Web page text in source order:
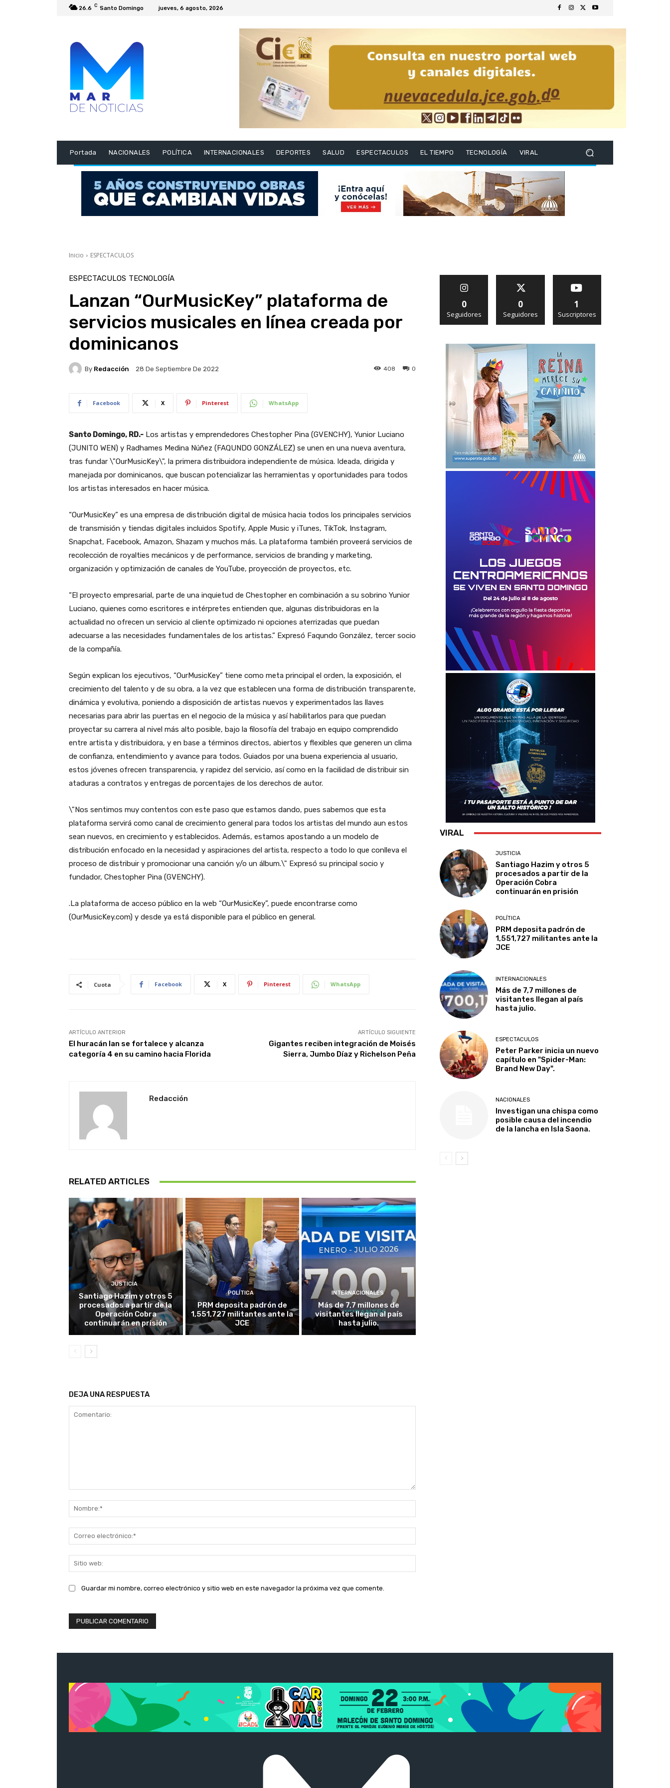
26.6 C Santo Domingo jueves, 6 agosto, 2026
Portada NACIONALES POLÍTICA INTERNACIONALES DEPORTES SALUD ESPECTACULOS EL TIEMPO TECNOLOGÍA VIRAL
Inicio ESPECTACULOS
ESPECTACULOS TECNOLOGÍA
Lanzan “OurMusicKey” plataforma de
servicios musicales en línea creada por
dominicanos
By Redacción 28 De Septiembre De 2022 0
408
Facebook X Pinterest WhatsApp
Santo Domingo, RD.- Los artistas y emprendedores Chestopher Pina (GVENCHY), Yunior Luciano
(JUNITO WEN) y Radhames Medina Núñez (FAQUNDO GONZÁLEZ) se unen en una nueva aventura,
tras fundar \"OurMusicKey\", la primera distribuidora independiente de música. Ideada, dirigida y
manejada por dominicanos, que buscan potencializar las herramientas y oportunidades para todos
los artistas interesados en hacer música.
“OurMusicKey” es una empresa de distribución digital de música hacia todos los principales servicios
de transmisión y tiendas digitales incluidos Spotify, Apple Music y iTunes, TikTok, Instagram,
Snapchat, Facebook, Amazon, Shazam y muchos más. La plataforma también proveerá servicios de
recolección de royalties mecánicos y de performance, servicios de branding y marketing,
organización y optimización de canales de YouTube, proyección de proyectos, etc.
“El proyecto empresarial, parte de una inquietud de Chestopher en combinación a su sobrino Yunior
Luciano, quienes como escritores e intérpretes entienden que, algunas distribuidoras en la
actualidad no ofrecen un servicio al cliente optimizado ni opciones aterrizadas que puedan
adecuarse a las necesidades fundamentales de los artistas.” Expresó Faqundo González, tercer socio
de la compañía.
Según explican los ejecutivos, “OurMusicKey” tiene como meta principal el orden, la exposición, el
crecimiento del talento y de su obra, a la vez que establecen una forma de distribución transparente,
dinámica y evolutiva, poniendo a disposición de artistas nuevos y experimentados las llaves
necesarias para abrir las puertas en el negocio de la música y así habilitarlos para que puedan
proyectar su carrera al nivel más alto posible, bajo la filosofía del trabajo en equipo comprendido
entre artista y distribuidora, y en base a términos directos, abiertos y flexibles que generen un clima
de confianza, entendimiento y avance para todos. Guiados por una buena experiencia al usuario,
estos jóvenes ofrecen transparencia, y rapidez del servicio, así como en la facilidad de distribuir sin
ataduras a contratos y entregas de porcentajes de los derechos de autor.
\"Nos sentimos muy contentos con este paso que estamos dando, pues sabemos que esta
plataforma servirá como canal de crecimiento general para todos los artistas del mundo aun estos
sean nuevos, en crecimiento y establecidos. Además, estamos apostando a un modelo de
distribución enfocado en la necesidad y aspiraciones del artista, respecto a todo lo que conlleva el
proceso de distribuir y promocionar una canción y/o un álbum.\" Expresó su principal socio y
fundador, Chestopher Pina (GVENCHY).
.La plataforma de acceso público en la web “OurMusicKey”, puede encontrarse como
(OurMusicKey.com) y desde ya está disponible para el público en general.
Cuota Facebook X Pinterest WhatsApp
ARTÍCULO ANTERIOR
El huracán Ian se fortalece y alcanza
categoría 4 en su camino hacia Florida
ARTÍCULO SIGUIENTE
Gigantes reciben integración de Moisés
Sierra, Jumbo Díaz y Richelson Peña
Redacción
RELATED ARTICLES
JUSTICIA
Santiago Hazim y otros 5
procesados a partir de la
Operación Cobra
continuarán en prisión
POLÍTICA
PRM deposita padrón de
1,551,727 militantes ante la
JCE
INTERNACIONALES
Más de 7,7 millones de
visitantes llegan al país
hasta julio.
DEJA UNA RESPUESTA
electrónico:*
web:
Guardar mi nombre, correo electrónico y sitio web en este navegador la próxima vez que comente.
0
Seguidores
0
Seguidores
1
Suscriptores
VIRAL
JUSTICIA
Santiago Hazim y otros 5
procesados a partir de la
Operación Cobra
continuarán en prisión
POLÍTICA
PRM deposita padrón de
1,551,727 militantes ante la
JCE
INTERNACIONALES
Más de 7,7 millones de
visitantes llegan al país
hasta julio.
ESPECTACULOS
Peter Parker inicia un nuevo
capítulo en "Spider-Man:
Brand New Day".
NACIONALES
Investigan una chispa como
posible causa del incendio
de la lancha en Isla Saona.